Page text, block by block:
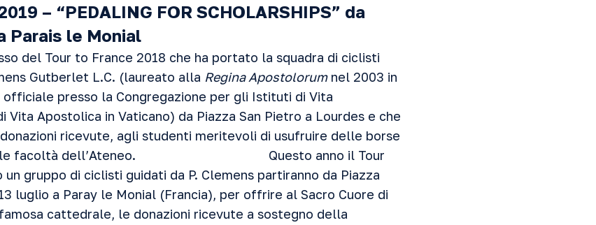
– “PEDALING FOR SCHOLARSHIPS” da
Parais le Monial
del Tour to France 2018 che ha portato la squadra di ciclisti
Gutberlet L.C. (laureato alla Regina Apostolorumnel 2003 in
presso la Congregazione per gli Istituti di Vita
Vita Apostolica in Vaticano) da Piazza San Pietro a Lourdes e che
ricevute, agli studenti meritevoli di usufruire delle borse
alle facoltà dell’Ateneo. Questo anno il Tour
gruppo di ciclisti guidati da P. Clemens partiranno da Piazza
luglio a Paray le Monial (Francia), per offrire al Sacro Cuore di
cattedrale, le donazioni ricevute a sostegno della